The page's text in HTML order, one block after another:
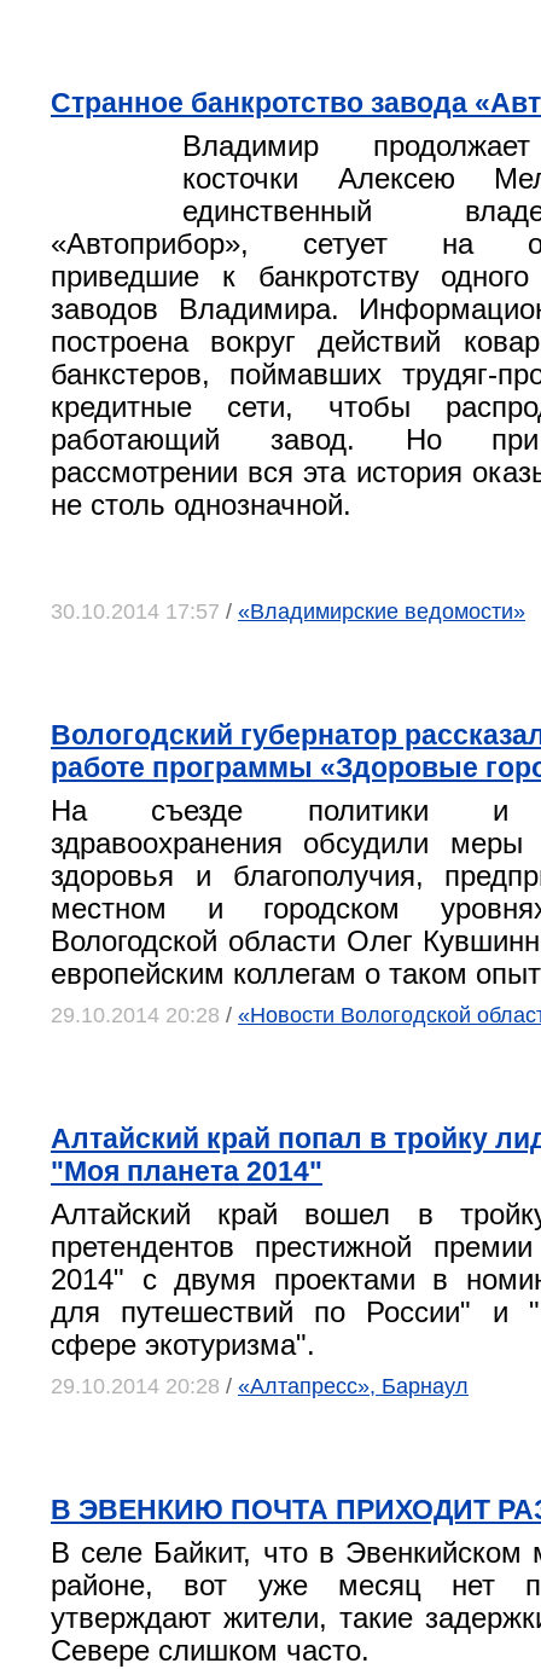
Странное банкротство завода
Владимир
косточки Алексею
единственный
«Автоприбор», сетует на
приведшие к банкротству
заводов Владимира.
построена вокруг действий
банкстеров, поймавших трудяг-
кредитные сети, чтобы
работающий завод. Но
рассмотрении вся эта история
не столь однозначной.
30.10.2014 17:57 / «Владимирские ведомости»
Вологодский губернатор
работе программы «Здоровые
На съезде политики и
здравоохранения обсудили
здоровья и благополучия,
местном и городском
Вологодской области Олег
европейским коллегам о таком
29.10.2014 20:28 / «Новости Вологодской
Алтайский край попал в тройку
"Моя планета 2014"
Алтайский край вошел в
претендентов престижной
2014" с двумя проектами в
для путешествий по России" и
сфере экотуризма".
29.10.2014 20:28 / «Алтапресс», Барнаул
В ЭВЕНКИЮ ПОЧТА ПРИХОДИТ
В селе Байкит, что в Эвенкийском
районе, вот уже месяц нет
утверждают жители, такие
Севере слишком часто.